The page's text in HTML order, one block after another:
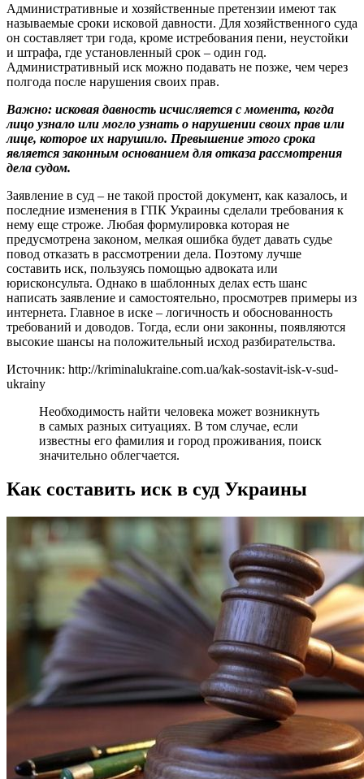
Административные и хозяйственные претензии имеют так
называемые сроки исковой давности. Для хозяйственного суда
он составляет три года, кроме истребования пени, неустойки
и штрафа, где установленный срок – один год.
Административный иск можно подавать не позже, чем через
полгода после нарушения своих прав.
Важно: исковая давность исчисляется с момента, когда
лицо узнало или могло узнать о нарушении своих прав или
лице, которое их нарушило. Превышение этого срока
является законным основанием для отказа рассмотрения
дела судом.
Заявление в суд – не такой простой документ, как казалось, и
последние изменения в ГПК Украины сделали требования к
нему еще строже. Любая формулировка которая не
предусмотрена законом, мелкая ошибка будет давать судье
повод отказать в рассмотрении дела. Поэтому лучше
составить иск, пользуясь помощью адвоката или
юрисконсульта. Однако в шаблонных делах есть шанс
написать заявление и самостоятельно, просмотрев примеры из
интернета. Главное в иске – логичность и обоснованность
требований и доводов. Тогда, если они законны, появляются
высокие шансы на положительный исход разбирательства.
Источник: http://kriminalukraine.com.ua/kak-sostavit-isk-v-sud-
ukrainy
Необходимость найти человека может возникнуть
в самых разных ситуациях. В том случае, если
известны его фамилия и город проживания, поиск
значительно облегчается.
Как составить иск в суд Украины